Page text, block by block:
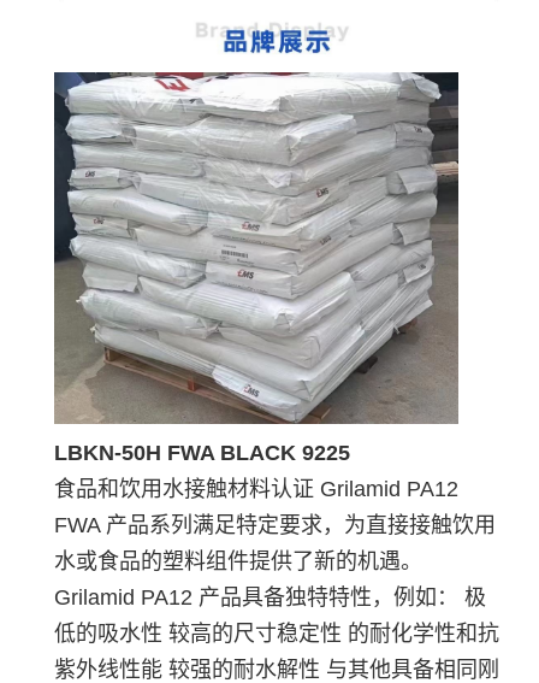
LBKN-50H FWA BLACK 9225
食品和饮用水接触材料认证 Grilamid PA12
FWA 产品系列满足特定要求，为直接接触饮用
水或食品的塑料组件提供了新的机遇。
Grilamid PA12 产品具备独特特性，例如： 极
低的吸水性 较高的尺寸稳定性 的耐化学性和抗
紫外线性能 较强的耐水解性 与其他具备相同刚